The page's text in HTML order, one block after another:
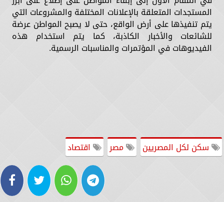
المستجدات المتعلقة بالإعلانات المختلفة والمشروعات التي
يتم تنفيذها على أرض الواقع، حتى لا يصبح المواطن عرضة
للشائعات والأخبار الكاذبة، كما يتم استخدام هذه
الفيديوهات في المؤتمرات والمناسبات الرسمية.
سكن لكل المصريين مصر اقتصاد